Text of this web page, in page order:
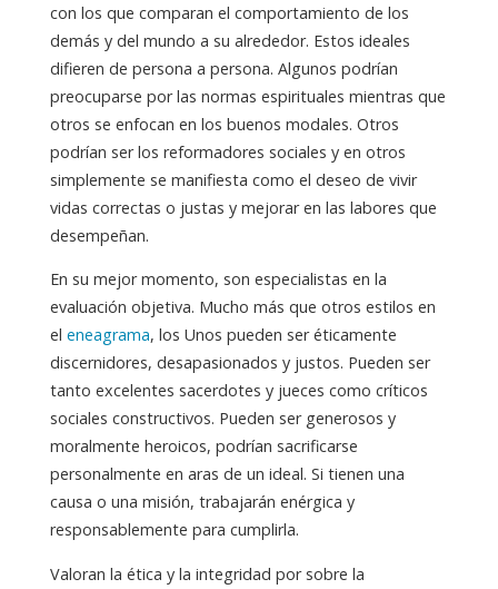
con los que comparan el comportamiento de los
demás y del mundo a su alrededor. Estos ideales
difieren de persona a persona. Algunos podrían
preocuparse por las normas espirituales mientras que
otros se enfocan en los buenos modales. Otros
podrían ser los reformadores sociales y en otros
simplemente se manifiesta como el deseo de vivir
vidas correctas o justas y mejorar en las labores que
desempeñan.
En su mejor momento, son especialistas en la
evaluación objetiva. Mucho más que otros estilos en
el eneagrama, los Unos pueden ser éticamente
discernidores, desapasionados y justos. Pueden ser
tanto excelentes sacerdotes y jueces como críticos
sociales constructivos. Pueden ser generosos y
moralmente heroicos, podrían sacrificarse
personalmente en aras de un ideal. Si tienen una
causa o una misión, trabajarán enérgica y
responsablemente para cumplirla.
Valoran la ética y la integridad por sobre la